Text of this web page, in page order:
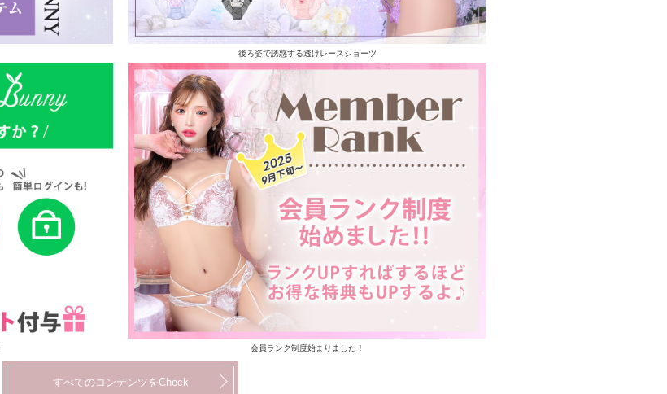
後ろ姿で誘惑する透けレースショーツ
会員ランク制度始まりました！
すべてのコンテンツをCheck